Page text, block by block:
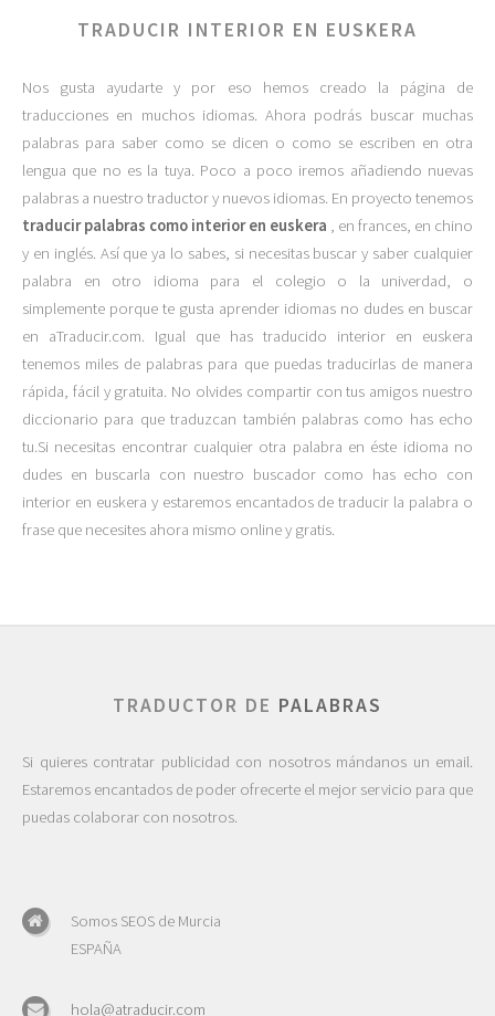
TRADUCIR INTERIOR EN EUSKERA
Nos gusta ayudarte y por eso hemos creado la página de
traducciones en muchos idiomas. Ahora podrás buscar muchas
palabras para saber como se dicen o como se escriben en otra
lengua que no es la tuya. Poco a poco iremos añadiendo nuevas
palabras a nuestro traductor y nuevos idiomas. En proyecto tenemos
traducir palabras como interior en euskera
, en frances, en chino
y en inglés. Así que ya lo sabes, si necesitas buscar y saber cualquier
palabra en otro idioma para el colegio o la univerdad, o
simplemente porque te gusta aprender idiomas no dudes en buscar
en aTraducir.com. Igual que has traducido interior en euskera
tenemos miles de palabras para que puedas traducirlas de manera
rápida, fácil y gratuita. No olvides compartir con tus amigos nuestro
diccionario para que traduzcan también palabras como has echo
tu.Si necesitas encontrar cualquier otra palabra en éste idioma no
dudes en buscarla con nuestro buscador como has echo con
interior en euskera y estaremos encantados de traducir la palabra o
frase que necesites ahora mismo online y gratis.
TRADUCTOR DE PALABRAS
Si quieres contratar publicidad con nosotros mándanos un email.
Estaremos encantados de poder ofrecerte el mejor servicio para que
puedas colaborar con nosotros.
Somos SEOS de Murcia
ESPAÑA
hola@atraducir.com